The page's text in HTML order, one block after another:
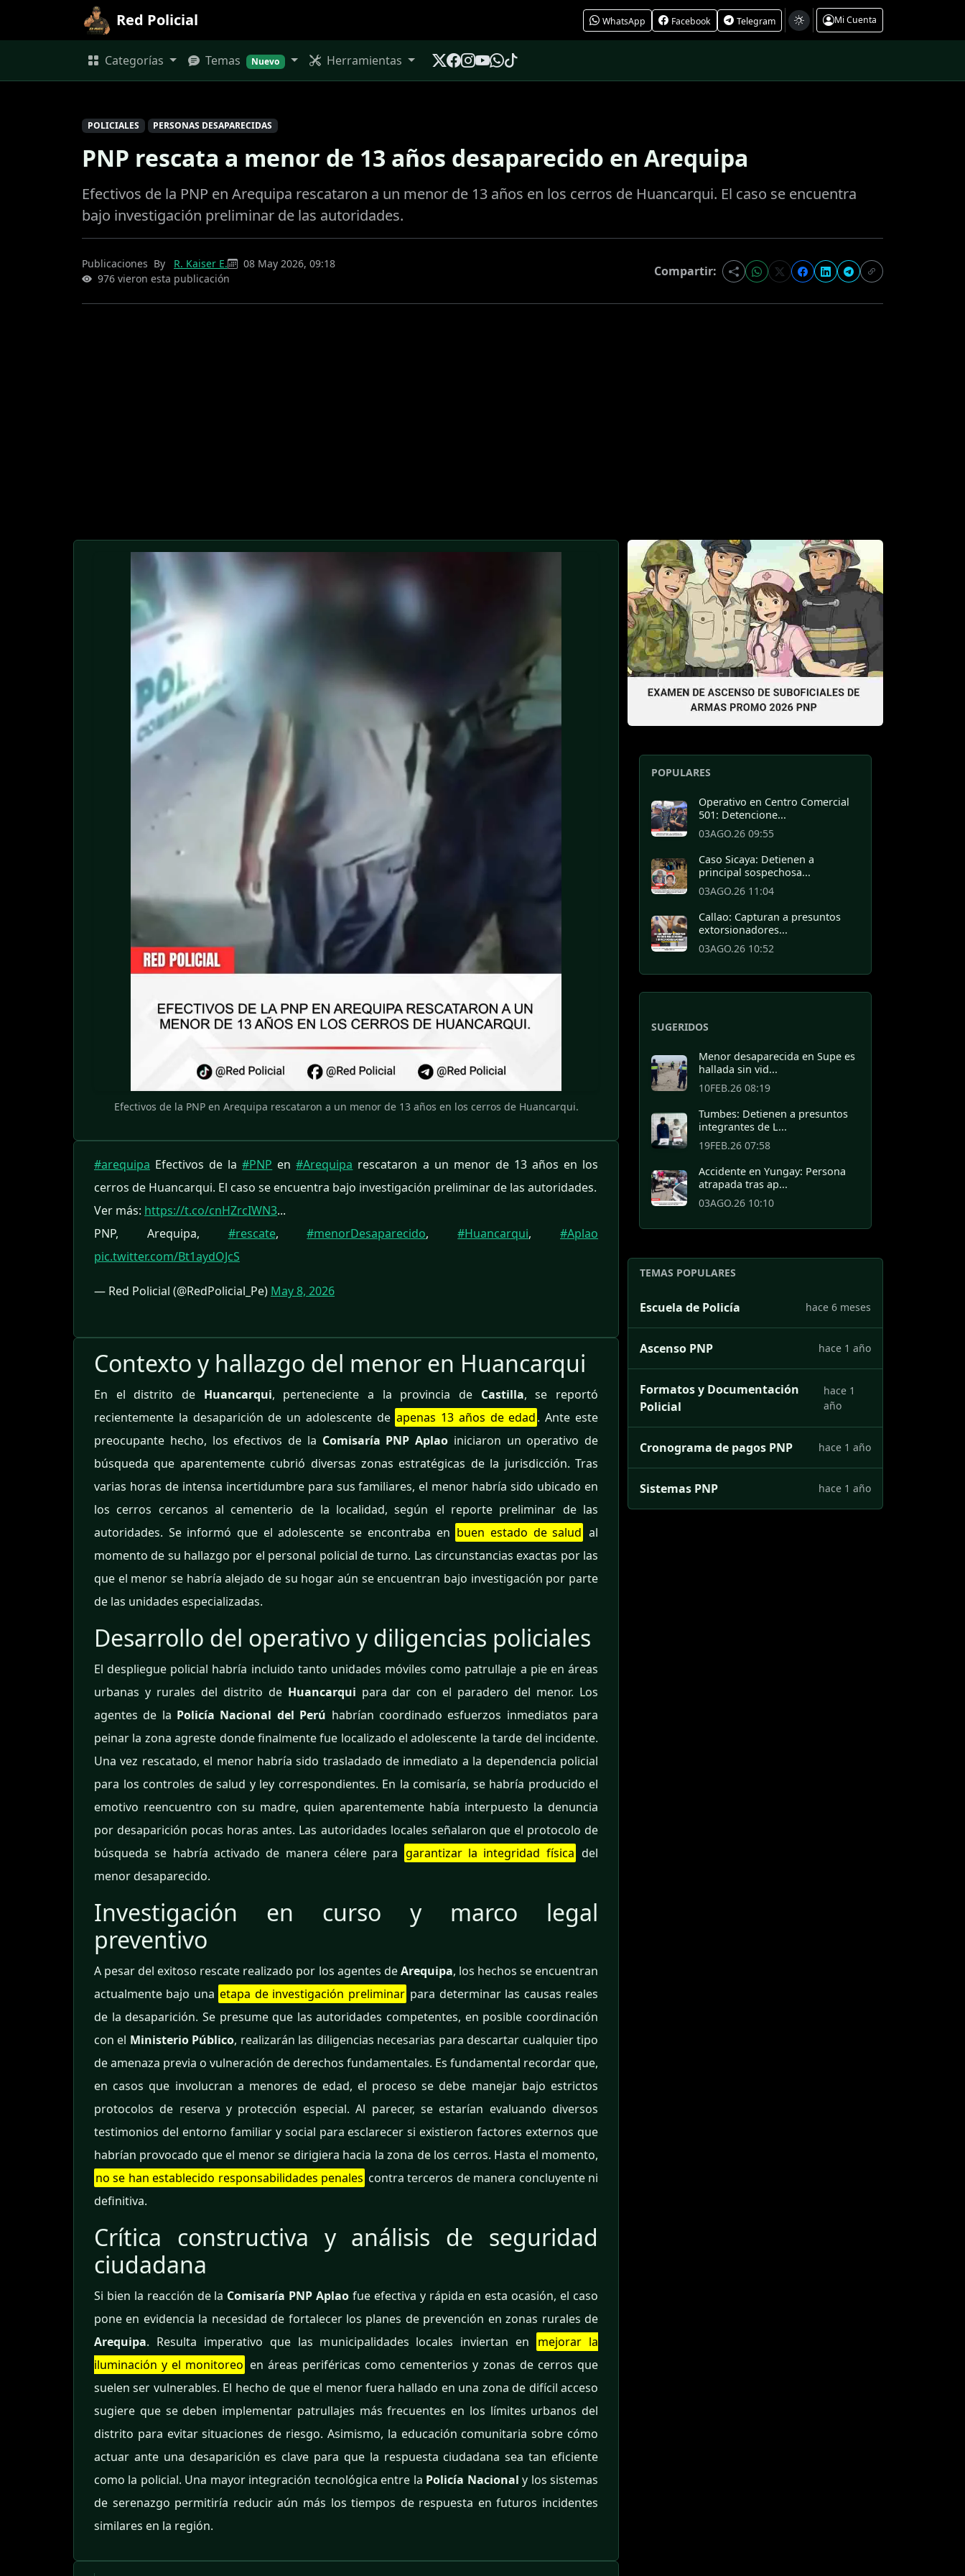
Red Policial WhatsApp Facebook Telegram Mi Cuenta
Categorías Temas Nuevo Herramientas
POLICIALES PERSONAS DESAPARECIDAS
PNP rescata a menor de 13 años desaparecido en Arequipa
Efectivos de la PNP en Arequipa rescataron a un menor de 13 años en los cerros de Huancarqui. El caso se encuentra
bajo investigación preliminar de las autoridades.
Publicaciones By R. Kaiser E.
08 May 2026, 09:18
976 vieron esta publicación
Compartir:
Efectivos de la PNP en Arequipa rescataron a un menor de 13 años en los cerros de Huancarqui.
#arequipa Efectivos de la#PNP en#Arequipa rescataron a un menor de 13 años en los
cerros de Huancarqui. El caso se encuentra bajo investigación preliminar de las autoridades.
Ver más: https://t.co/cnHZrcIWN3...
PNP, Arequipa, #rescate,#menorDesaparecido,#Huancarqui,#Aplao
pic.twitter.com/Bt1aydOJcS
— Red Policial (@RedPolicial_Pe) May 8, 2026
Contexto y hallazgo del menor en Huancarqui
En el distrito de Huancarqui, perteneciente a la provincia de Castilla, se reportó
recientemente la desaparición de un adolescente de apenas 13 años de edad. Ante este
preocupante hecho, los efectivos de la Comisaría PNP Aplao iniciaron un operativo de
búsqueda que aparentemente cubrió diversas zonas estratégicas de la jurisdicción. Tras
varias horas de intensa incertidumbre para sus familiares, el menor habría sido ubicado en
los cerros cercanos al cementerio de la localidad, según el reporte preliminar de las
autoridades. Se informó que el adolescente se encontraba en buen estado de salud al
momento de su hallazgo por el personal policial de turno. Las circunstancias exactas por las
que el menor se habría alejado de su hogar aún se encuentran bajo investigación por parte
de las unidades especializadas.
Desarrollo del operativo y diligencias policiales
El despliegue policial habría incluido tanto unidades móviles como patrullaje a pie en áreas
urbanas y rurales del distrito de Huancarqui para dar con el paradero del menor. Los
agentes de la Policía Nacional del Perú habrían coordinado esfuerzos inmediatos para
peinar la zona agreste donde finalmente fue localizado el adolescente la tarde del incidente.
Una vez rescatado, el menor habría sido trasladado de inmediato a la dependencia policial
para los controles de salud y ley correspondientes. En la comisaría, se habría producido el
emotivo reencuentro con su madre, quien aparentemente había interpuesto la denuncia
por desaparición pocas horas antes. Las autoridades locales señalaron que el protocolo de
búsqueda se habría activado de manera célere para garantizar la integridad física del
menor desaparecido.
Investigación en curso y marco legal
preventivo
A pesar del exitoso rescate realizado por los agentes deArequipa, los hechos se encuentran
actualmente bajo una etapa de investigación preliminar para determinar las causas reales
de la desaparición. Se presume que las autoridades competentes, en posible coordinación
con el Ministerio Público, realizarán las diligencias necesarias para descartar cualquier tipo
de amenaza previa o vulneración de derechos fundamentales. Es fundamental recordar que,
en casos que involucran a menores de edad, el proceso se debe manejar bajo estrictos
protocolos de reserva y protección especial. Al parecer, se estarían evaluando diversos
testimonios del entorno familiar y social para esclarecer si existieron factores externos que
habrían provocado que el menor se dirigiera hacia la zona de los cerros. Hasta el momento,
no se han establecido responsabilidades penales contra terceros de manera concluyente ni
definitiva.
Crítica constructiva y análisis de seguridad
ciudadana
Si bien la reacción de la Comisaría PNP Aplao fue efectiva y rápida en esta ocasión, el caso
pone en evidencia la necesidad de fortalecer los planes de prevención en zonas rurales de
Arequipa. Resulta imperativo que las municipalidades locales inviertan en
mejorar la
iluminación y el monitoreo en áreas periféricas como cementerios y zonas de cerros que
suelen ser vulnerables. El hecho de que el menor fuera hallado en una zona de difícil acceso
sugiere que se deben implementar patrullajes más frecuentes en los límites urbanos del
distrito para evitar situaciones de riesgo. Asimismo, la educación comunitaria sobre cómo
actuar ante una desaparición es clave para que la respuesta ciudadana sea tan eficiente
como la policial. Una mayor integración tecnológica entre la Policía Nacional y los sistemas
de serenazgo permitiría reducir aún más los tiempos de respuesta en futuros incidentes
similares en la región.
POPULARES
Operativo en Centro Comercial
501: Detencione...
03AGO.26 09:55
Caso Sicaya: Detienen a
principal sospechosa...
03AGO.26 11:04
Callao: Capturan a presuntos
extorsionadores...
03AGO.26 10:52
SUGERIDOS
Menor desaparecida en Supe es
hallada sin vid...
10FEB.26 08:19
Tumbes: Detienen a presuntos
integrantes de L...
19FEB.26 07:58
Accidente en Yungay: Persona
atrapada tras ap...
03AGO.26 10:10
TEMAS POPULARES
Escuela de Policía hace 6 meses
Ascenso PNP hace 1 año
Formatos y Documentación
Policial
hace 1
año
Cronograma de pagos PNP hace 1 año
Sistemas PNP hace 1 año